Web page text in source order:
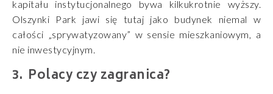
kapitału instytucjonalnego bywa kilkukrotnie wyższy.
Olszynki Park jawi się tutaj jako budynek niemal w
całości „sprywatyzowany” w sensie mieszkaniowym, a
nie inwestycyjnym.
Polacy czy zagranica?